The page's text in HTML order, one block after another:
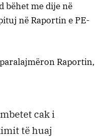
bëhet me dije në
në Raportin e PE-
Raportin,
cak i
të huaj